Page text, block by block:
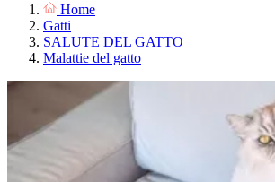
Home
Gatti
SALUTE DEL GATTO
Malattie del gatto